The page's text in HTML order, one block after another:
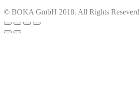
© BOKA GmbH 2018. All Rights Reseverd